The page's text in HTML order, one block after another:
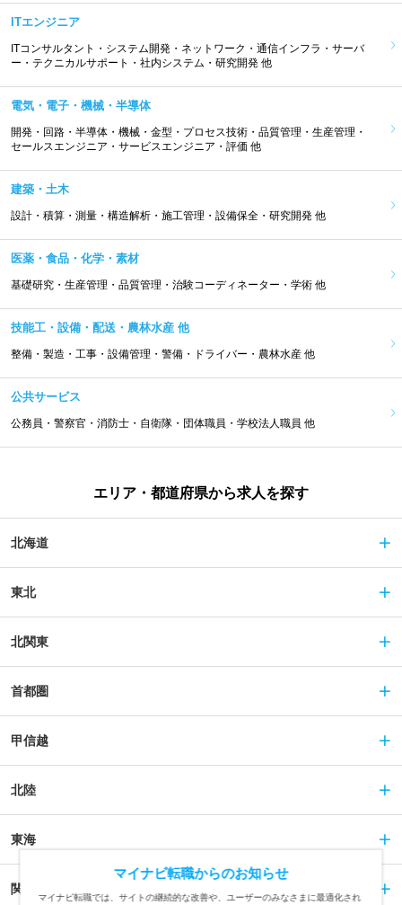
ITエンジニア
ITコンサルタント・システム開発・ネットワーク・通信インフラ・サーバ
ー・テクニカルサポート・社内システム・研究開発 他
電気・電子・機械・半導体
開発・回路・半導体・機械・金型・プロセス技術・品質管理・生産管理・
セールスエンジニア・サービスエンジニア・評価 他
建築・土木
設計・積算・測量・構造解析・施工管理・設備保全・研究開発 他
医薬・食品・化学・素材
基礎研究・生産管理・品質管理・治験コーディネーター・学術 他
技能工・設備・配送・農林水産 他
整備・製造・工事・設備管理・警備・ドライバー・農林水産 他
公共サービス
公務員・警察官・消防士・自衛隊・団体職員・学校法人職員 他
エリア・都道府県から求人を探す
北海道
東北
北関東
首都圏
甲信越
北陸
東海
関西
マイナビ転職からのお知らせ
マイナビ転職では、サイトの継続的な改善や、ユーザーのみなさまに最適化され